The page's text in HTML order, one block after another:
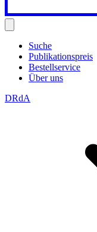
Suche
Publikationspreis
Bestellservice
Über uns
DRdA